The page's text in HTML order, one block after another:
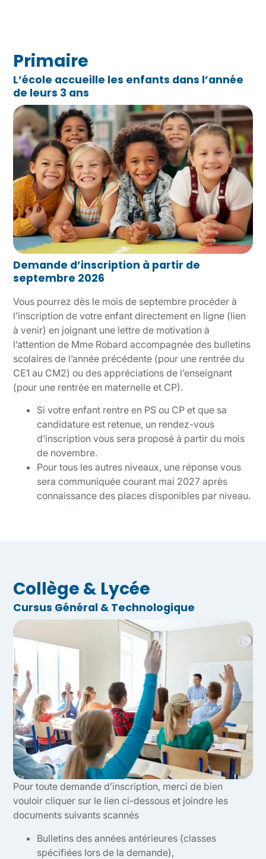
Primaire
L’école accueille les enfants dans l’année
de leurs 3 ans
Demande d’inscription à partir de
septembre 2026
Vous pourrez dès le mois de septembre procéder à
l’inscription de votre enfant directement en ligne (lien
à venir) en joignant une lettre de motivation à
l’attention de Mme Robard accompagnée des bulletins
scolaires de l’année précédente (pour une rentrée du
CE1 au CM2) ou des appréciations de l’enseignant
(pour une rentrée en maternelle et CP).
Si votre enfant rentre en PS ou CP et que sa
candidature est retenue, un rendez-vous
d’inscription vous sera proposé à partir du mois
de novembre.
Pour tous les autres niveaux, une réponse vous
sera communiquée courant mai 2027 après
connaissance des places disponibles par niveau.
Collège & Lycée
Cursus Général & Technologique
Pour toute demande d’inscription, merci de bien
vouloir cliquer sur le lien ci-dessous et joindre les
documents suivants scannés
Bulletins des années antérieures (classes
spécifiées lors de la demande),